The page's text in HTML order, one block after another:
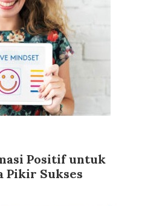
Positif untuk
Pikir Sukses